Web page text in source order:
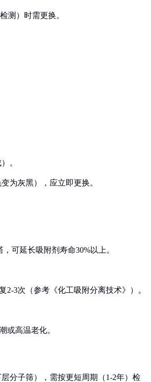
测）时需更换。
。
为灰黑），应立即更换。
可延长吸附剂寿命30%以上。
3次（参考《化工吸附分离技术》）。
或高温老化。
分子筛），需按更短周期（1-2年）检